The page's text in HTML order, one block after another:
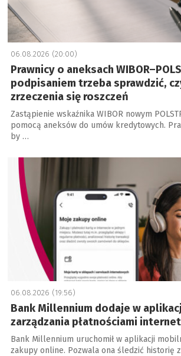
06.08.2026 (20:00)
Prawnicy o aneksach
podpisaniem trzeba sprawdzić,
zrzeczenia się roszczeń
Zastąpienie wskaźnika WIBOR nowym
pomocą aneksów do umów kredytowych.
by …
06.08.2026 (19:56)
Bank Millennium dodaje w
zarządzania płatnościami
Bank Millennium uruchomił w aplikacji
zakupy online. Pozwala ona śledzić historię